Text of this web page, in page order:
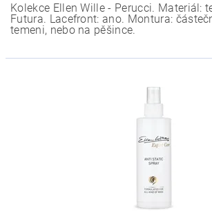
Kolekce Ellen Wille - Perucci. Materiál:
Futura. Lacefront: ano. Montura:
temeni, nebo na pěšince.